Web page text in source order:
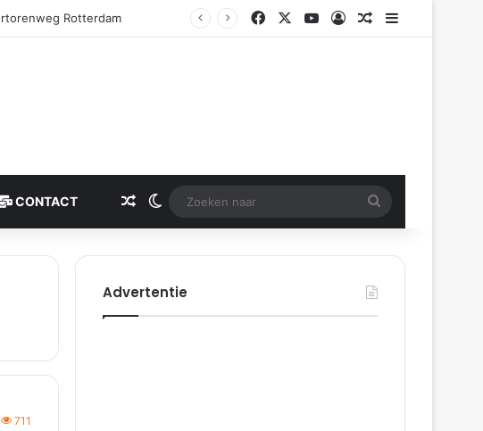
Rotterdam Facebook
X YouTubeLog InGerelateerd artikel
Sidebar
CONTACT Gerelateerd artikel
Switch skin
Zoeken
naar
711
Advertentie